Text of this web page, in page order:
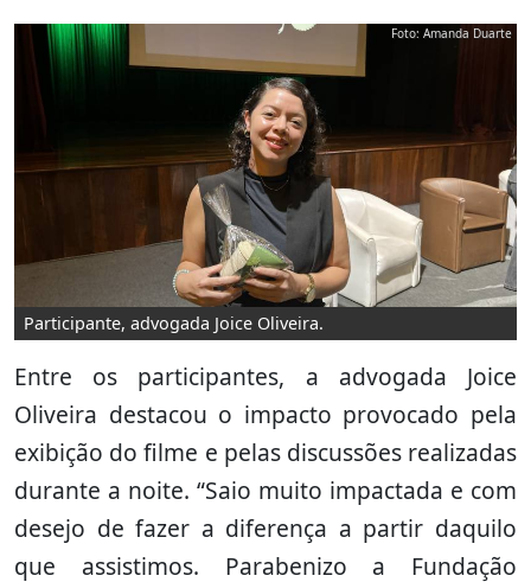
Participante, advogada Joice Oliveira.
Foto: Amanda Duarte
Entre os participantes, a advogada Joice
Oliveira destacou o impacto provocado pela
exibição do filme e pelas discussões realizadas
durante a noite. “Saio muito impactada e com
desejo de fazer a diferença a partir daquilo
que assistimos. Parabenizo a Fundação